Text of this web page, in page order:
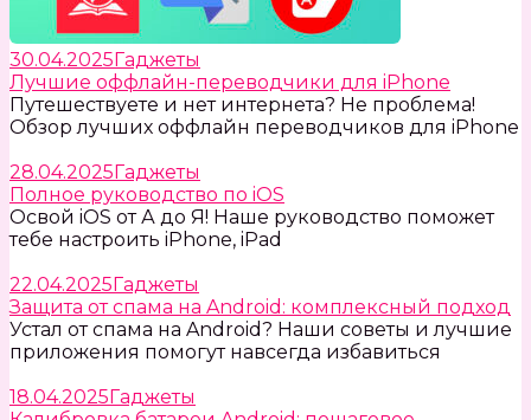
30.04.2025Гаджеты
Лучшие оффлайн-переводчики для iPhone
Путешествуете и нет интернета? Не проблема!
Обзор лучших оффлайн переводчиков для iPhone
28.04.2025Гаджеты
Полное руководство по iOS
Освой iOS от А до Я! Наше руководство поможет
тебе настроить iPhone, iPad
22.04.2025Гаджеты
Защита от спама на Android: комплексный подход
Устал от спама на Android? Наши советы и лучшие
приложения помогут навсегда избавиться
18.04.2025Гаджеты